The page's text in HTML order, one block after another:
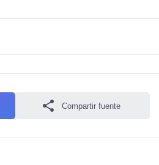
Compartir fuente